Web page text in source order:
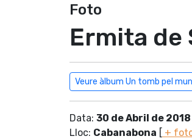
Foto
Ermita de
Veure àlbum Un tomb pel
Data: 30 de Abril de 2018
Lloc: Cabanabona [ +